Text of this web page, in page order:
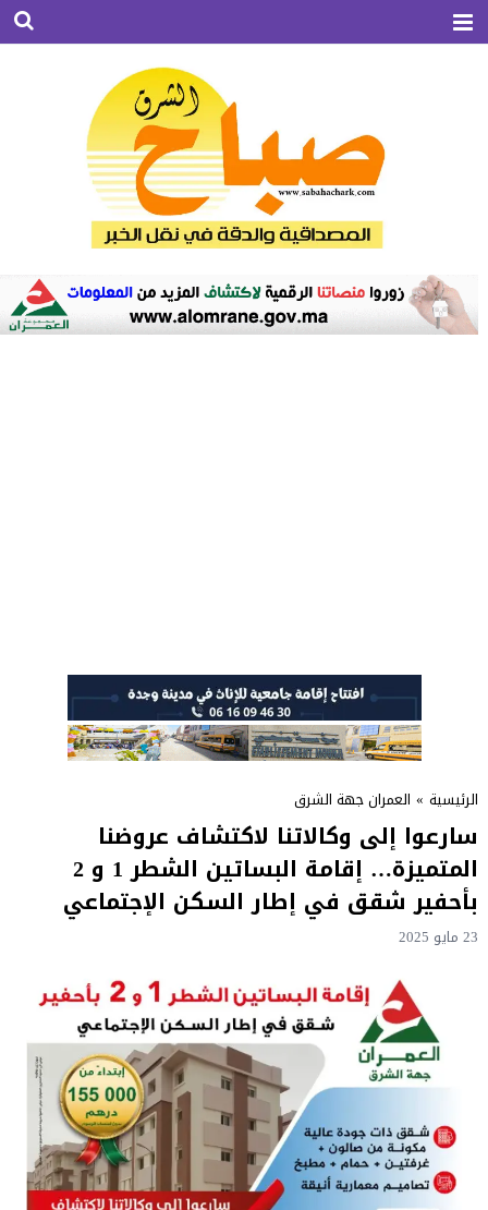
الرئيسية » العمران جهة الشرق
سارعوا إلى وكالاتنا لاكتشاف عروضنا
المتميزة… إقامة البساتين الشطر 1 و 2
بأحفير شقق في إطار السكن الإجتماعي
23 مايو 2025